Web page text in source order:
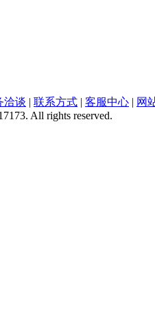
洽谈 | 联系方式 | 客服中心 | 网
All rights reserved.